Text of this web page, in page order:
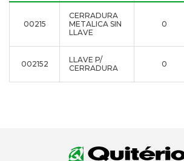
00215
CERRADURA
METALICA SIN
LLAVE
0
002152
LLAVE P/
CERRADURA
0